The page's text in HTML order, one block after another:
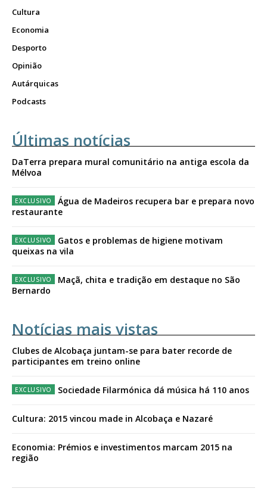
Cultura
Economia
Desporto
Opinião
Autárquicas
Podcasts
Últimas notícias
DaTerra prepara mural comunitário na antiga escola da
Mélvoa
Água de Madeiros recupera bar e prepara novo
restaurante
Gatos e problemas de higiene motivam
queixas na vila
Maçã, chita e tradição em destaque no São
Bernardo
Notícias mais vistas
Clubes de Alcobaça juntam-se para bater recorde de
participantes em treino online
Sociedade Filarmónica dá música há 110 anos
Cultura: 2015 vincou made in Alcobaça e Nazaré
Economia: Prémios e investimentos marcam 2015 na
região